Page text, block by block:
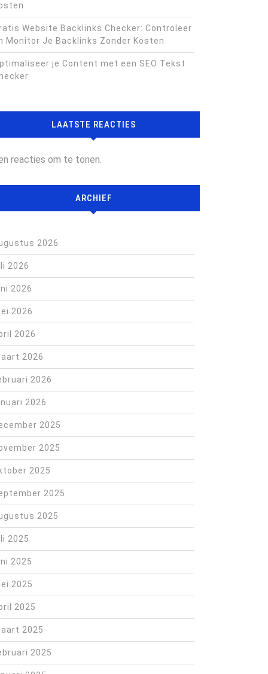
Website Backlinks Checker: Controleer
Monitor Je Backlinks Zonder Kosten
je Content met een SEO Tekst
LAATSTE REACTIES
reacties om te tonen.
ARCHIEF
2026
2026
2026
2026
2026
2026
2026
2026
2025
2025
2025
2025
2025
2025
2025
2025
2025
2025
2025